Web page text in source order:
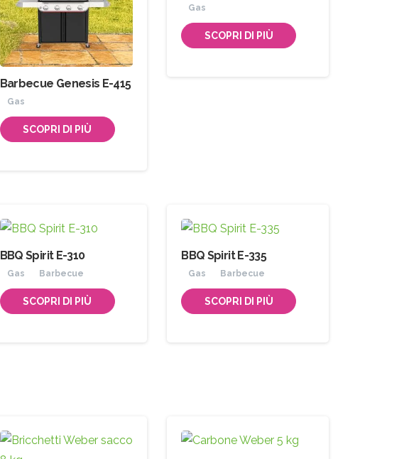
Barbecue Genesis E-415
Gas
SCOPRI DI PIÙ
Gas
SCOPRI DI PIÙ
BBQ Spirit E-310
Gas Barbecue
SCOPRI DI PIÙ
BBQ Spirit E-335
Gas Barbecue
SCOPRI DI PIÙ